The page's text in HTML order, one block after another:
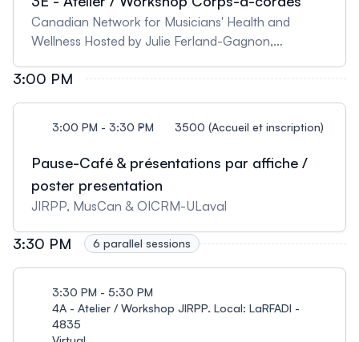
Canadian Network for Musicians' Health and
Wellness Hosted by Julie Ferland-Gagnon,
3:00 PM
3:00 PM - 3:30 PM 3500 (Accueil et inscription)
Pause-Café & présentations par affiche /
poster presentation
JIRPP, MusCan & OICRM-ULaval
3:30 PM 6 parallel sessions
3:30 PM - 5:30 PM
4A - Atelier / Workshop JIRPP. Local: LaRFADI -
4835